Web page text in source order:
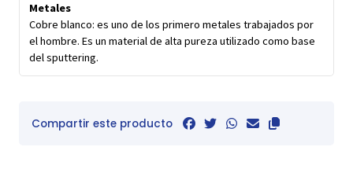
Metales
Cobre blanco: es uno de los primero metales trabajados por
el hombre. Es un material de alta pureza utilizado como base
del sputtering.
Compartir este producto